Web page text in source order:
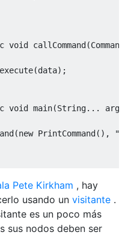
void callCommand(Command
execute(data);
void main(String... args
(new PrintCommand(),
Pete Kirkham , hay
usando un visitante .
es un poco más
sus nodos deben ser